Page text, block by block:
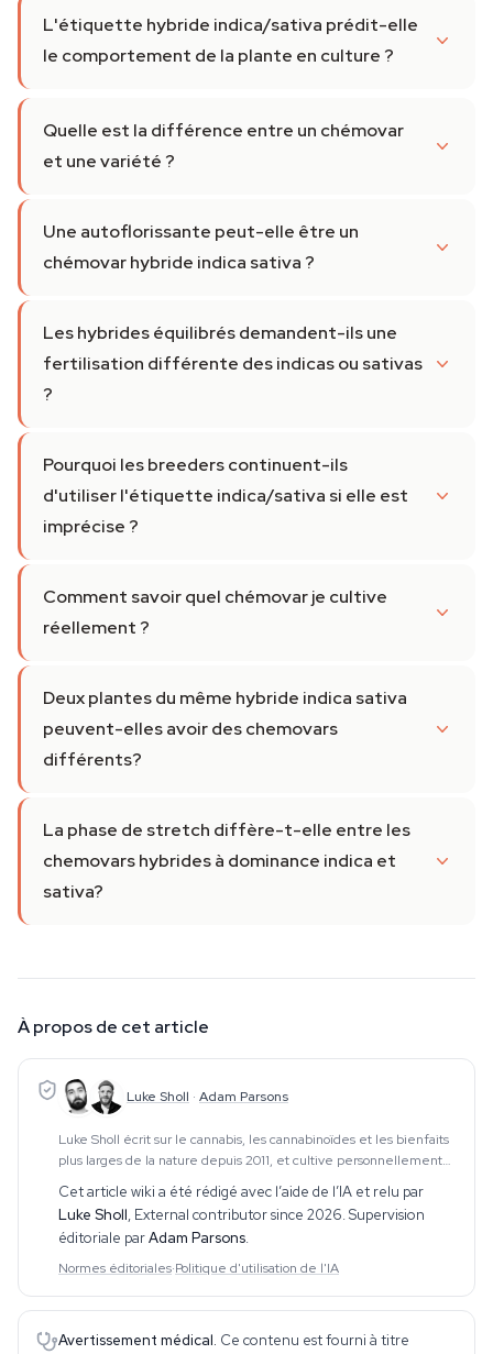
L'étiquette hybride indica/sativa prédit-elle
le comportement de la plante en culture ?
Quelle est la différence entre un chémovar
et une variété ?
Une autoflorissante peut-elle être un
chémovar hybride indica sativa ?
Les hybrides équilibrés demandent-ils une
fertilisation différente des indicas ou sativas
?
Pourquoi les breeders continuent-ils
d'utiliser l'étiquette indica/sativa si elle est
imprécise ?
Comment savoir quel chémovar je cultive
réellement ?
Deux plantes du même hybride indica sativa
peuvent-elles avoir des chemovars
différents?
La phase de stretch diffère-t-elle entre les
chemovars hybrides à dominance indica et
sativa?
À propos de cet article
Luke Sholl · Adam Parsons
Luke Sholl écrit sur le cannabis, les cannabinoïdes et les bienfaits
plus larges de la nature depuis 2011, et cultive personnellement
du cannabis dans des tentes de culture domestiques depuis plus
d'une décennie. Cette e
Cet article wiki a été rédigé avec l’aide de l’IA et relu par
Luke Sholl, External contributor since 2026. Supervision
éditoriale parAdam Parsons.
Normes éditoriales·Politique d'utilisation de l'IA
Avertissement médical. Ce contenu est fourni à titre